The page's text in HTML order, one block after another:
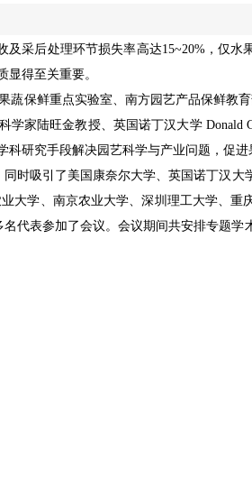
采后处理环节损失率高达15~20%，仅水
得至关重要。
保鲜重点实验室、南方园艺产品保鲜教
家陆旺金教授、英国诺丁汉大学 Donald
研究手段解决园艺科学与产业问题，促进
吸引了美国康奈尔大学、英国诺丁汉大
大学、南京农业大学、深圳理工大学、重
代表参加了会议。会议期间共安排专题学